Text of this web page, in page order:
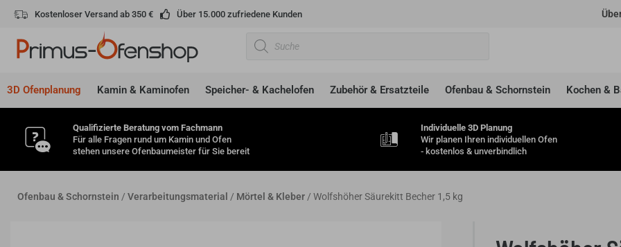
Zum
springen
Kostenloser Versand ab 350 € Über 15.000 zufriedene Kunden
Products
search
3D Ofenplanung Kamin & Kaminofen Speicher- & Kachelofen Zubehör & Ersatzteile Ofenbau & Schornstein Kochen &
Qualifizierte Beratung vom Fachmann
Für alle Fragen rund um Kamin und Ofen
stehen unsere Ofenbaumeister für Sie bereit
Individuelle 3D Planung
Wir planen Ihren individuellen Ofen
- kostenlos & unverbindlich
Ofenbau & Schornstein / Verarbeitungsmaterial / Mörtel & Kleber / Wolfshöher Säurekitt Becher 1,5 kg